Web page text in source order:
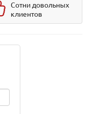
Сотни довольных
клиентов